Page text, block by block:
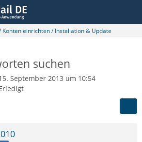
einrichten / Installation & Update
suchen
September 2013 um 10:54